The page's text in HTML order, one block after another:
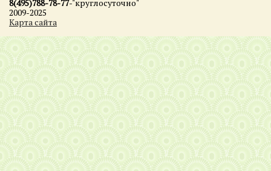
8(495)788-78-77-"круглосуточно"
2009-2025
Карта сайта